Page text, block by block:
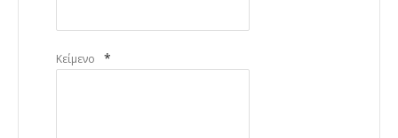
Κείμενο *